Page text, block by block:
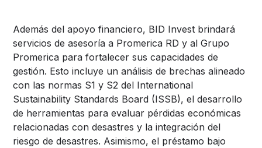
Además del apoyo financiero, BID Invest brindará
servicios de asesoría a Promerica RD y al Grupo
Promerica para fortalecer sus capacidades de
gestión. Esto incluye un análisis de brechas alineado
con las normas S1 y S2 del International
Sustainability Standards Board (ISSB), el desarrollo
de herramientas para evaluar pérdidas económicas
relacionadas con desastres y la integración del
riesgo de desastres. Asimismo, el préstamo bajo